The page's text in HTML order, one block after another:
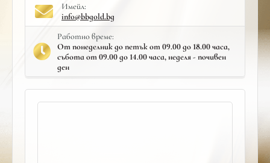
Имейл:
info@bbgold.bg
Работно време:
От понеделник до петък от 09.00 до 18.00 часа,
събота от 09.00 до 14.00 часа, неделя - почивен
ден